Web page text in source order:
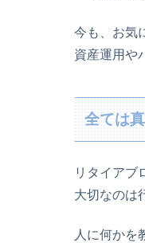
今も、お気
資産運用や
全ては
リタイアブ
大切なのは
人に何かを